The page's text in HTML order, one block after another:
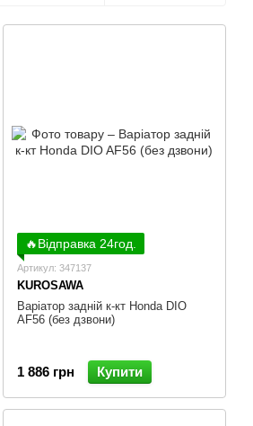
🔥Відправка 24год.
Артикул: 347137
KUROSAWA
Варіатор задній к-кт Honda DIO
AF56 (без дзвони)
1 886 грн Купити